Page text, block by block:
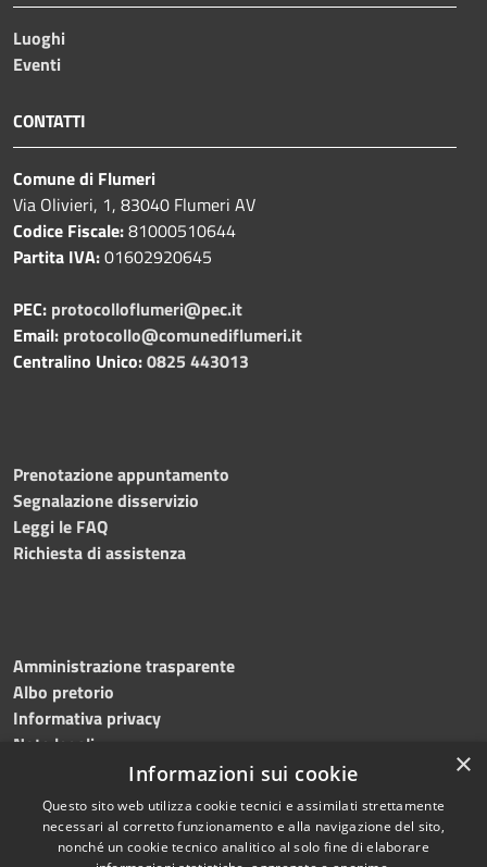
Luoghi
Eventi
CONTATTI
Comune di Flumeri
Via Olivieri, 1, 83040 Flumeri AV
Codice Fiscale:81000510644
Partita IVA:01602920645
PEC: protocolloflumeri@pec.it
Email: protocollo@comunediflumeri.it
Centralino Unico:0825 443013
Prenotazione appuntamento
Segnalazione disservizio
Leggi le FAQ
Richiesta di assistenza
Amministrazione trasparente
Albo pretorio
Informativa privacy
Note legali
Dichiarazione di accessibilità
×
Informazioni sui cookie
Questo sito web utilizza cookie tecnici e assimilati strettamente
necessari al corretto funzionamento e alla navigazione del sito,
nonché un cookie tecnico analitico al solo fine di elaborare